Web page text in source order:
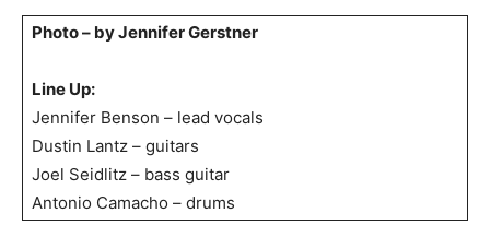
Photo – by Jennifer Gerstner
Line Up:
Jennifer Benson – lead vocals
Dustin Lantz – guitars
Joel Seidlitz – bass guitar
Antonio Camacho – drums